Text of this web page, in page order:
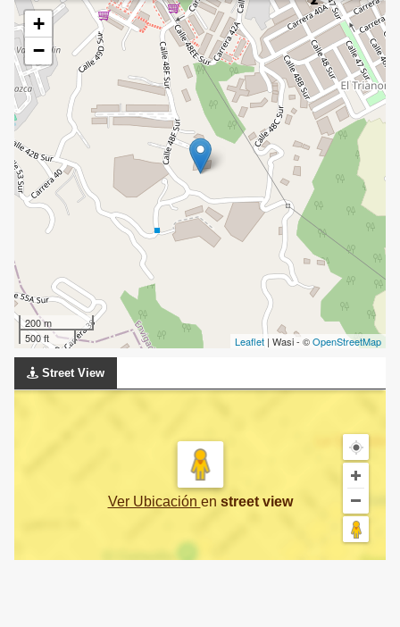
+
−
200 m
500 ft
Leaflet | Wasi - ©OpenStreetMap
Street View
Ver Ubicación en street view